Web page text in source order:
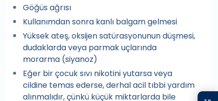
Göğüs ağrısı
Kullanımdan sonra kanlı balgam gelmesi
Yüksek ateş, oksijen satürasyonunun düşmesi,
dudaklarda veya parmak uçlarında
morarma (siyanoz)
Eğer bir çocuk sıvı nikotini yutarsa veya
cildine temas ederse, derhal acil tıbbi yardım
alınmalıdır, çünkü küçük miktarlarda bile